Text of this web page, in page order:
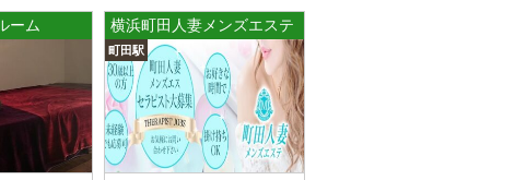
]
チュ) 渋谷ルーム
ピスト大募集！ 「本気で稼ぎたい！」「もっと
なりたい！」 そんなあなたを全力でサポートし
ーム 横浜町田人妻メンズエステ 町田ルーム
町田駅